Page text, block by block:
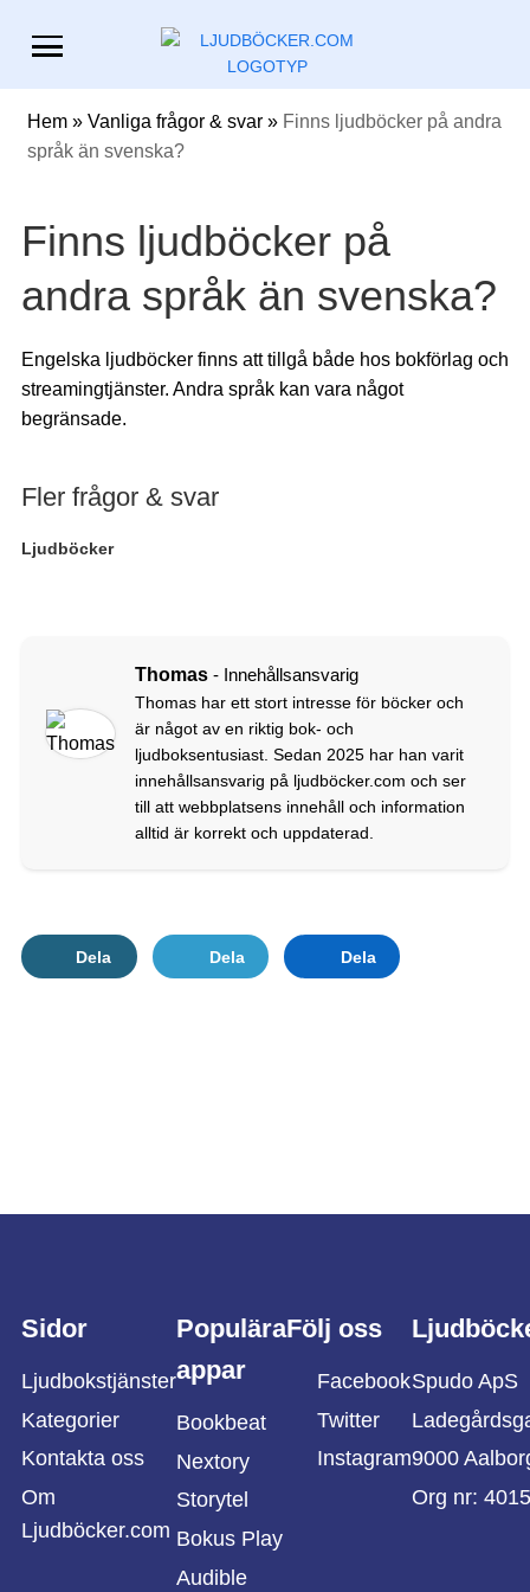
Hem» Vanliga frågor & svar» Finns ljudböcker på andra
språk än svenska?
Finns ljudböcker på
andra språk än svenska?
Engelska ljudböcker finns att tillgå både hos bokförlag och
streamingtjänster. Andra språk kan vara något
begränsade.
Fler frågor & svar
Ljudböcker
Thomas - Innehållsansvarig
Thomas har ett stort intresse för böcker och
är något av en riktig bok- och
ljudboksentusiast. Sedan 2025 har han varit
innehållsansvarig på ljudböcker.com och ser
till att webbplatsens innehåll och information
alltid är korrekt och uppdaterad.
Dela Dela Dela
Sidor
Ljudbokstjänster
Kategorier
Kontakta oss
Om
Ljudböcker.com
Populära
appar
Bookbeat
Nextory
Storytel
Bokus Play
Audible
Följ oss
Facebook
Twitter
Instagram
Spudo ApS
9000
Org nr: